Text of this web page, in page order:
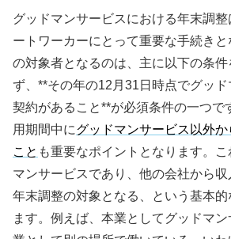
グッドマンサービスにおける年末調
ートワーカーにとって重要な手続き
の対象者となるのは、主に以下の条件
ず、**その年の12月31日時点でグッ
契約があること**が必須条件の一つで
用期間中にグッドマンサービス以外
こと も重要なポイントとなります。
マンサービスであり、他の会社から
年末調整の対象となる、という基本
ます。例えば、本業としてグッドマ